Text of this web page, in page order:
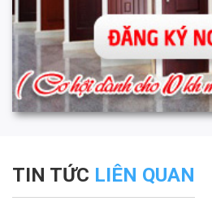
TIN TỨC LIÊN QUAN